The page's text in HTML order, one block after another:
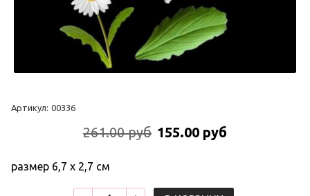
Артикул: 00336
261.00 руб 155.00 руб
размер 6,7 х 2,7 см